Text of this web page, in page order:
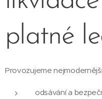
platné
Provozujeme
odsávání a